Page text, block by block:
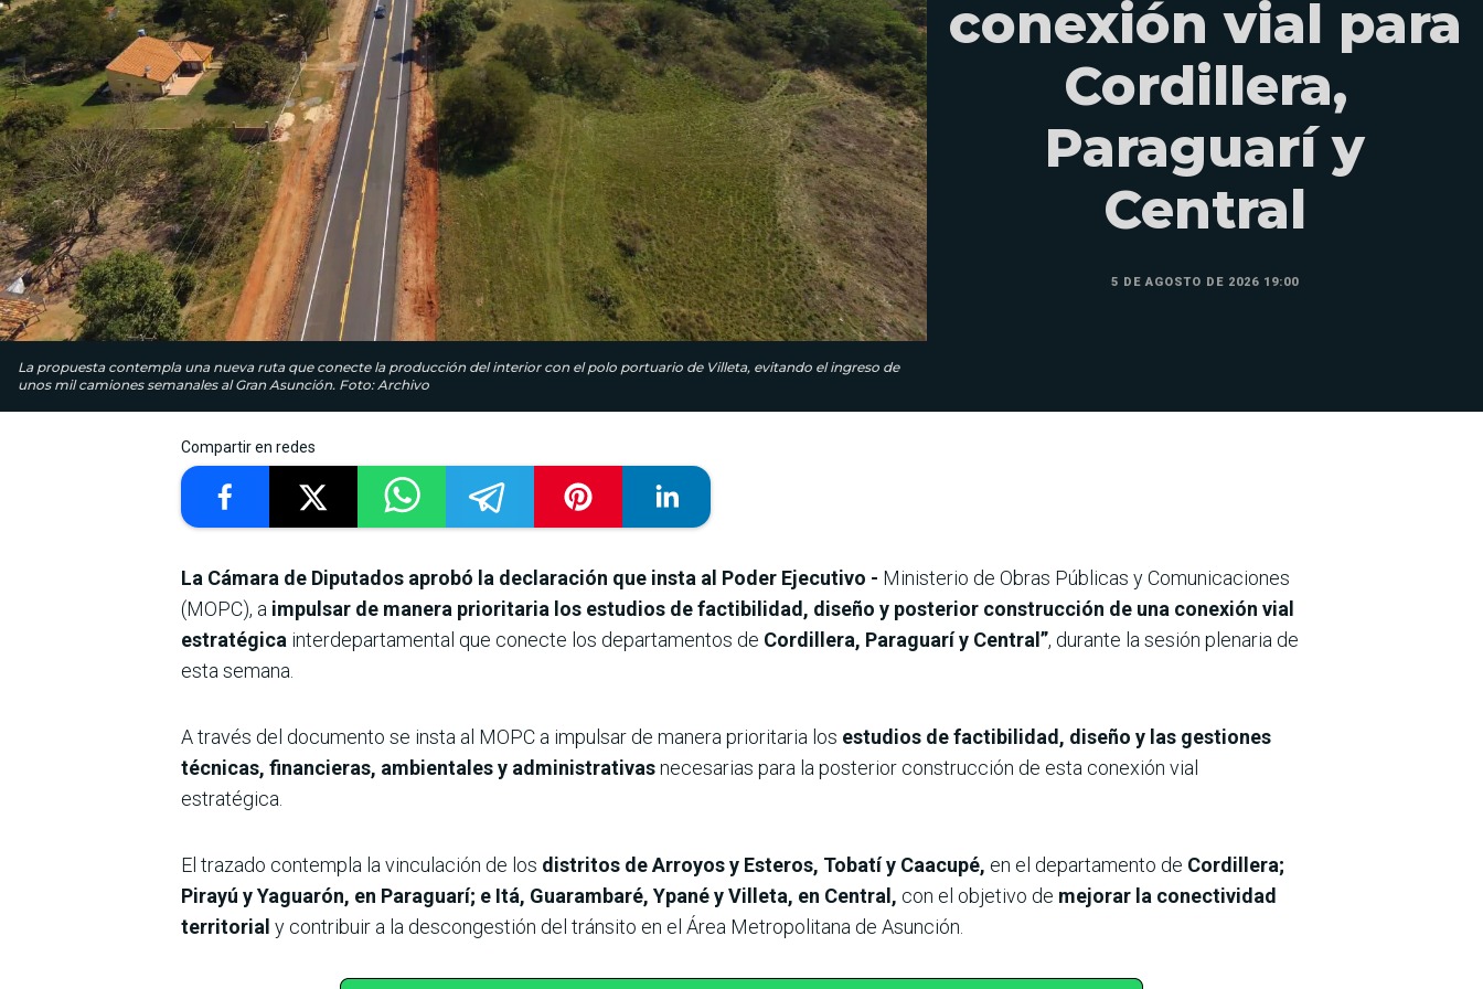
La propuesta contempla una nueva ruta que conecte la producción del interior con el polo portuario de Villeta, evitando el ingreso de
unos mil camiones semanales al Gran Asunción. Foto: Archivo
conexión vial para
Cordillera,
Paraguarí y
Central
5 DE AGOSTO DE 2026 19:00
Compartir en redes
La Cámara de Diputados aprobó la declaración que insta al Poder Ejecutivo - Ministerio de Obras Públicas y Comunicaciones
(MOPC), a impulsar de manera prioritaria los estudios de factibilidad, diseño y posterior construcción de una conexión vial
estratégica interdepartamental que conecte los departamentos de Cordillera, Paraguarí y Central”, durante la sesión plenaria de
esta semana.
A través del documento se insta al MOPC a impulsar de manera prioritaria los estudios de factibilidad, diseño y las gestiones
técnicas, financieras, ambientales y administrativasnecesarias para la posterior construcción de esta conexión vial
estratégica.
El trazado contempla la vinculación de los distritos de Arroyos y Esteros, Tobatí y Caacupé, en el departamento de Cordillera;
Pirayú y Yaguarón, en Paraguarí; e Itá, Guarambaré, Ypané y Villeta, en Central, con el objetivo de mejorar la conectividad
territorial y contribuir a la descongestión del tránsito en el Área Metropolitana de Asunción.